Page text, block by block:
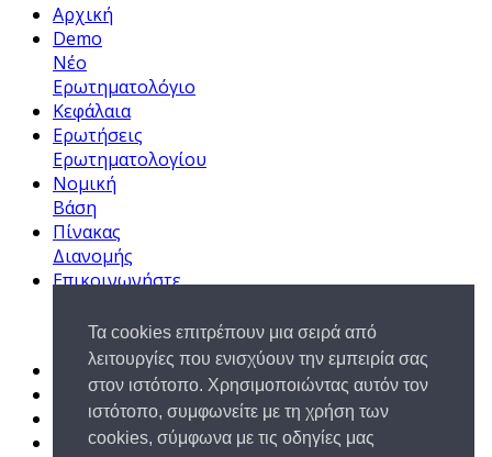
Τα cookies επιτρέπουν μια σειρά από
λειτουργίες που ενισχύουν την εμπειρία σας
στον ιστότοπο. Χρησιμοποιώντας αυτόν τον
ιστότοπο, συμφωνείτε με τη χρήση των
cookies, σύμφωνα με τις οδηγίες μας
Αρχική
Demo
Νέο
Ερωτηματολόγιο
Κεφάλαια
Ερωτήσεις
Ερωτηματολογίου
Νομική
Βάση
Πίνακας
Διανομής
Επικοινωνήστε
Αρχική
Όροι Χρήσης
Επικοινωνήστε Μαζί μας
Site Map